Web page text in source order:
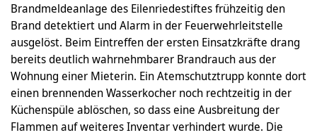
Brandmeldeanlage des Eilenriedestiftes frühzeitig den
Brand detektiert und Alarm in der Feuerwehrleitstelle
ausgelöst. Beim Eintreffen der ersten Einsatzkräfte drang
bereits deutlich wahrnehmbarer Brandrauch aus der
Wohnung einer Mieterin. Ein Atemschutztrupp konnte dort
einen brennenden Wasserkocher noch rechtzeitig in der
Küchenspüle ablöschen, so dass eine Ausbreitung der
Flammen auf weiteres Inventar verhindert wurde. Die